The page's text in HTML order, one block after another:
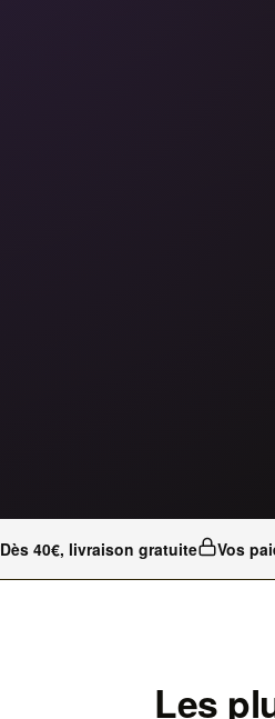
Dès 40€, livraison gratuite Vos
Les